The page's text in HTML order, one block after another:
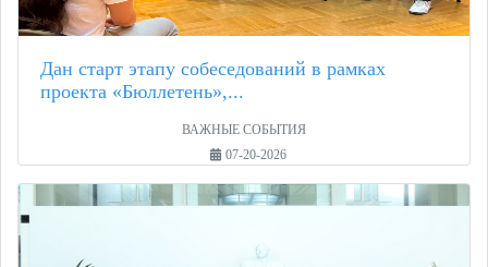
Дан старт этапу собеседований в рамках
проекта «Бюллетень»,...
ВАЖНЫЕ СОБЫТИЯ
07-20-2026